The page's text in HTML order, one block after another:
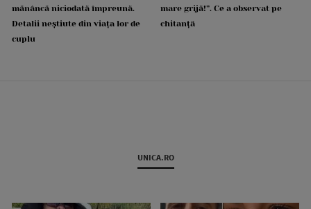
mănâncă niciodată împreună.
Detalii neștiute din viața lor de
cuplu
mare grijă!”. Ce a observat pe
chitanță
UNICA.RO